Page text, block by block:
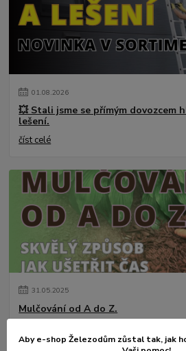
01.08.2026
💥 Stali jsme se přímým dovozcem
lešení.
číst celé
31.05.2025
Mulčování od A do Z.
Aby e-shop Železodům zůstal tak, jak